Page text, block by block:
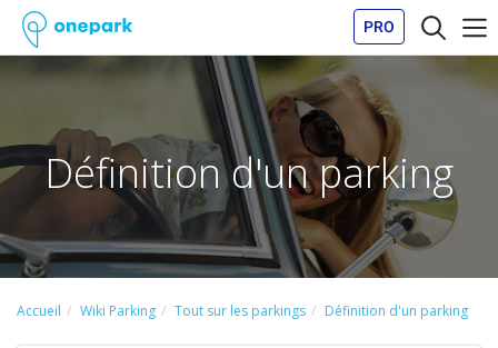
PRO
Définition d'un parking
Accueil Wiki Parking Tout sur les parkings Définition d'un parking